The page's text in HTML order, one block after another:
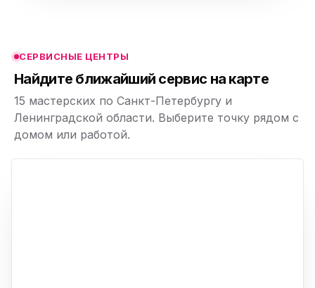
СЕРВИСНЫЕ ЦЕНТРЫ
Найдите ближайший сервис на карте
15 мастерских по Санкт-Петербургу и
Ленинградской области. Выберите точку рядом с
домом или работой.
ю